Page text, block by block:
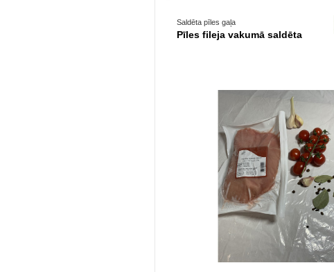
Saldēta pīles gaļa
Pīles fileja vakumā saldēta
Nav noliktavā